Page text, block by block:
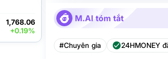
1,768.06
+0.19%
M.AI tóm tắt
#Chuyên gia 24HMONEY